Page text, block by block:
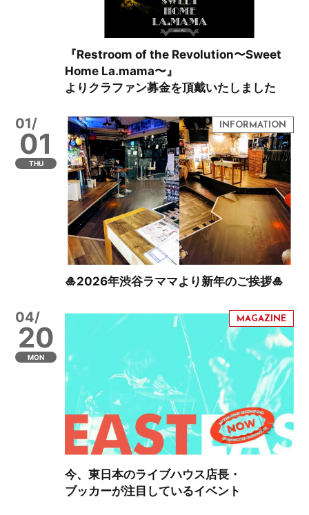
『Restroom of the Revolution〜Sweet
Home La.mama〜』
よりクラファン募金を頂戴いたしました
01/
01
THU
🎍2026年渋谷ラママより新年のご挨拶🎍
04/
20
MON
今、東日本のライブハウス店長・
ブッカーが注目しているイベント